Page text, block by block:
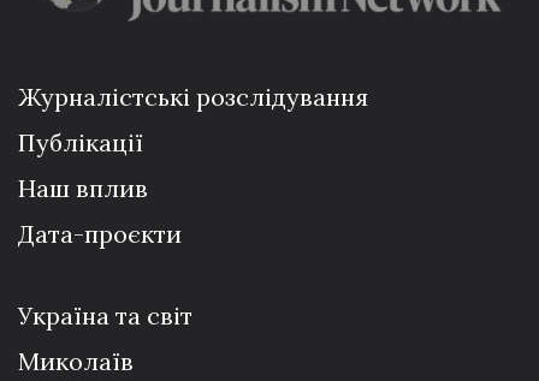
Журналістські розслідування
Публікації
Наш вплив
Дата-проєкти
Україна та світ
Миколаїв